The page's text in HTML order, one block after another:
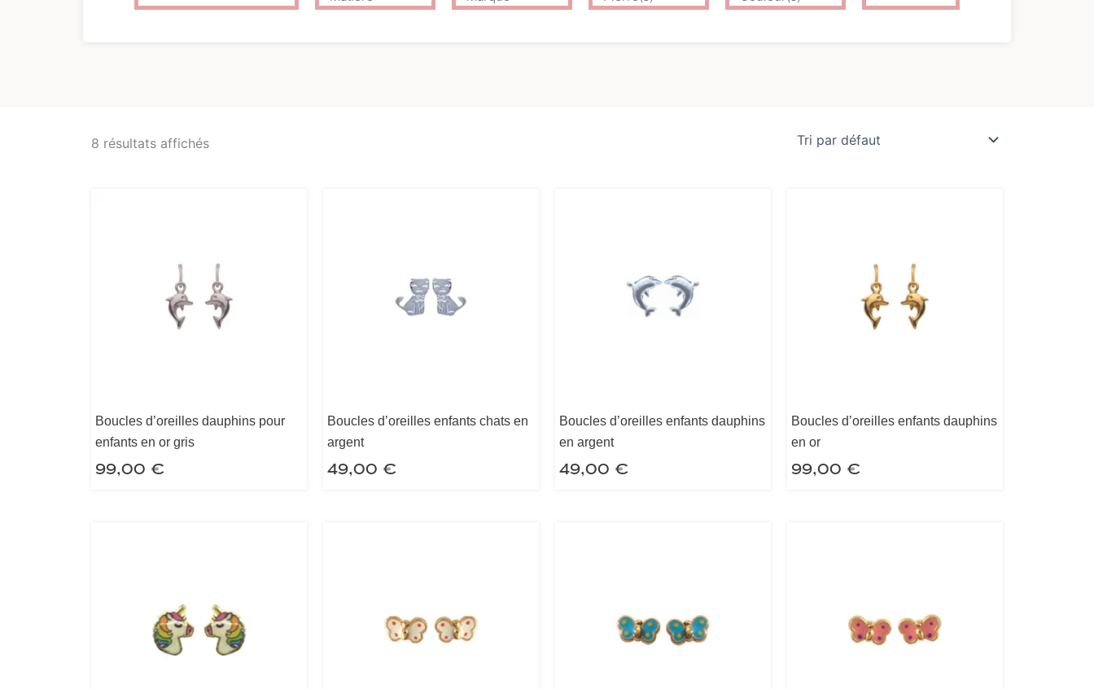
8 résultats affichés
Boucles d’oreilles dauphins pour
enfants en or gris
99,00 €
Boucles d’oreilles enfants chats en
argent
49,00 €
Boucles d’oreilles enfants dauphins
en argent
49,00 €
Boucles d’oreilles enfants dauphins
en or
99,00 €